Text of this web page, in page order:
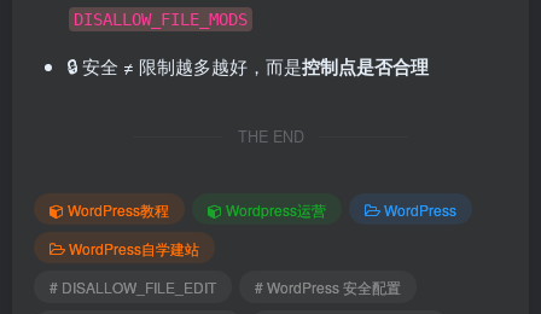
DISALLOW_FILE_MODS
🔒 安全 ≠ 限制越多越好，而是控制点是否合理
THE END
WordPress教程 Wordpress运营
WordPress
WordPress自学建站
# DISALLOW_FILE_EDIT
# WordPress 安全配置